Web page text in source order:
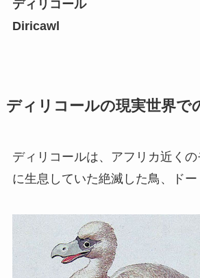
ディリコール
Diricawl
ディリコールの現実世界で
ディリコールは、アフリカ近く
に生息していた絶滅した鳥、ドー